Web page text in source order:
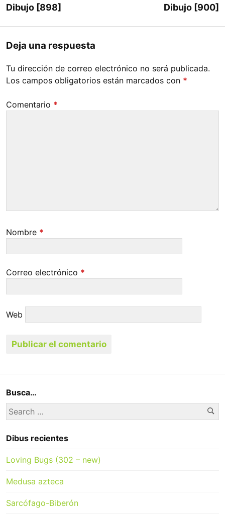
Dibujo [898] Dibujo [900]
Deja una respuesta
Tu dirección de correo electrónico no será publicada.
Los campos obligatorios están marcados con *
Comentario *
Nombre *
Correo electrónico *
Web
Busca…
Search
for:
Dibus recientes
Loving Bugs (302 – new)
Medusa azteca
Sarcófago-Biberón